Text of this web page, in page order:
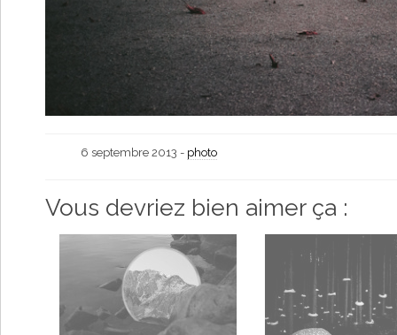
6 septembre 2013 - photo
Vous devriez bien aimer ça :